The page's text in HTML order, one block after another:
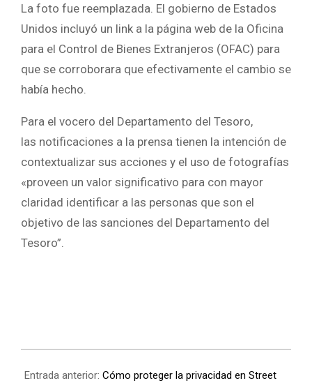
La foto fue reemplazada. El gobierno de Estados
Unidos incluyó un link a la página web de la Oficina
para el Control de Bienes Extranjeros (OFAC) para
que se corroborara que efectivamente el cambio se
había hecho.
Para el vocero del Departamento del Tesoro,
las notificaciones a la prensa tienen la intención de
contextualizar sus acciones y el uso de fotografías
«proveen un valor significativo para con mayor
claridad identificar a las personas que son el
objetivo de las sanciones del Departamento del
Tesoro”.
Entrada anterior: Cómo proteger la privacidad en Street